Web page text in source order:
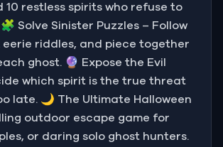
10 restless spirits who refuse to
Solve Sinister Puzzles – Follow
eerie riddles, and piece together
ghost. 🔮 Expose the Evil
which spirit is the true threat
late. 🌙 The Ultimate Halloween
outdoor escape game for
or daring solo ghost hunters.